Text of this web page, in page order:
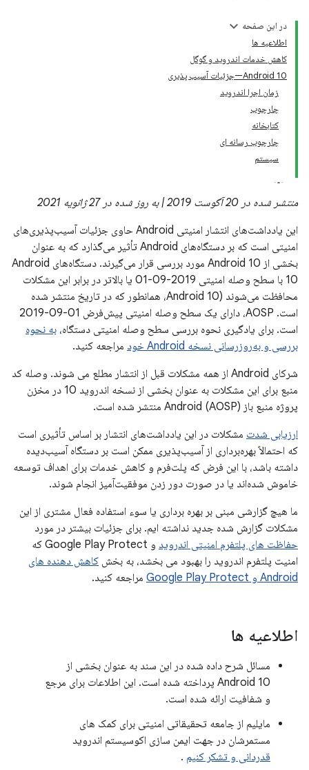
در این صفحه
اطلاعیه ها
کاهش خدمات اندروید و گوگل
Android 10—جزئیات آسیب پذیری
زمان اجرا اندروید
چارچوب
کتابخانه
چارچوب رسانه ای
سیستم
منتشر شده در 20 آگوست 2019 | به روز شده در 27 ژانویه 2021
این یادداشت‌های انتشار امنیتی Android حاوی جزئیات آسیب‌پذیری‌های
امنیتی است که بر دستگاه‌های Android تأثیر می‌گذارد که به عنوان
بخشی از Android 10 مورد بررسی قرار می‌گیرند. دستگاه‌های Android
10 با سطح وصله امنیتی 2019-09-01 یا بالاتر در برابر این مشکلات
محافظت می‌شوند (Android 10، همانطور که در تاریخ منتشر شده
است. AOSP، دارای یک سطح وصله امنیتی پیش‌فرض 01-09-2019
است. برای یادگیری نحوه بررسی سطح وصله امنیتی دستگاه، به نحوه
بررسی و به‌روزرسانی نسخه Android خود
مراجعه کنید.
شرکای Android از همه مشکلات قبل از انتشار مطلع می شوند. وصله کد
منبع برای این مشکلات به عنوان بخشی از نسخه اندروید 10 در مخزن
پروژه منبع باز Android (AOSP) منتشر شده است.
ارزیابی شدت مشکلات در این یادداشت‌های انتشار بر اساس تأثیری است
که احتمالاً بهره‌برداری از آسیب‌پذیری ممکن است بر دستگاه آسیب‌دیده
داشته باشد، با این فرض که پلت‌فرم و کاهش خدمات برای اهداف توسعه
خاموش شده‌اند یا در صورت دور زدن موفقیت‌آمیز انجام شوند.
ما هیچ گزارشی مبنی بر بهره برداری یا سوء استفاده فعال مشتری از این
مشکلات گزارش شده جدید نداشته ایم. برای جزئیات بیشتر در مورد
حفاظت های پلتفرم امنیتی اندروید
و Google Play Protect که
امنیت پلتفرم اندروید را بهبود می بخشد، به بخش کاهش دهنده های
Android و Google Play Protect
مراجعه کنید.
اطلاعیه ها
مسائل شرح داده شده در این سند به عنوان بخشی از
Android 10 پرداخته شده است. این اطلاعات برای مرجع
و شفافیت ارائه شده است.
مایلیم از جامعه تحقیقاتی امنیتی برای کمک های
مستمرشان در جهت ایمن سازی اکوسیستم اندروید
قدردانی و تشکر کنیم .